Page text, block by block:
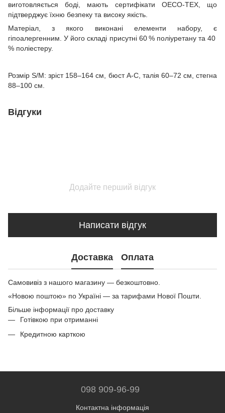
виготовляється боді, мають сертифікати OECO-TEX, що
підтверджує їхню безпеку та високу якість.
Матеріал, з якого виконані елементи набору, є
гіпоалергенним. У його складі присутні 60 % поліуретану та 40
% поліестеру.
Розмір S/M: зріст 158–164 см, бюст А-С, талія 60–72 см, стегна
88–100 см.
Відгуки
Додайте перший відгук
Написати відгук
Доставка Оплата
Самовивіз з нашого магазину — безкоштовно.
«Новою поштою» по Україні — за тарифами Нової Пошти.
Більше інформації про доставку
Готівкою при отриманні
Кредитною карткою
098 909-96-99
Контактна інформація